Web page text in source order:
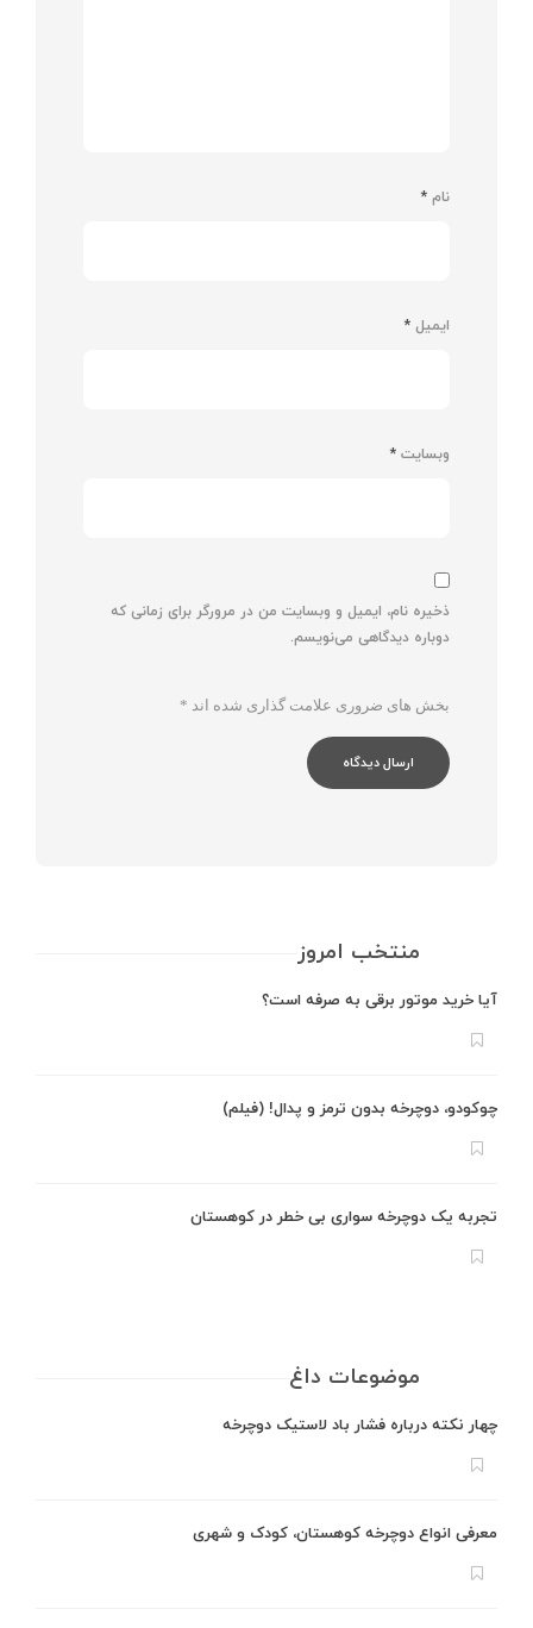
نام *
ایمیل *
وبسایت *
ذخیره نام، ایمیل و وبسایت من در مرورگر برای زمانی که
دوباره دیدگاهی می‌نویسم.
بخش های ضروری علامت گذاری شده اند *
منتخب امروز
آیا خرید موتور برقی به صرفه است؟
چوکودو، دوچرخه بدون ترمز و پدال! (فیلم)
تجربه یک دوچرخه سواری بی خطر در کوهستان
موضوعات داغ
چهار نکته درباره فشار باد لاستیک دوچرخه
معرفی انواع دوچرخه کوهستان، کودک و شهری